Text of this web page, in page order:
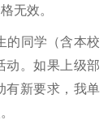
无效。
的同学（含本校
动。如果上级部
有新要求，我单